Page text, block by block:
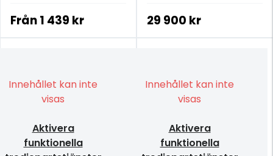
Från1 439 kr 29 900 kr
Innehållet kan inte
visas
Aktivera
funktionella
Innehållet kan inte
visas
Aktivera
funktionella